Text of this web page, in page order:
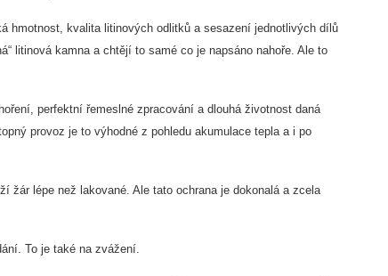
hmotnost, kvalita litinových odlitků a sesazení jednotlivých dílů
litinová kamna a chtějí to samé co je napsáno nahoře. Ale to
perfektní řemeslné zpracování a dlouhá životnost daná
provoz je to výhodné z pohledu akumulace tepla a i po
žár lépe než lakované. Ale tato ochrana je dokonalá a zcela
To je také na zvážení.